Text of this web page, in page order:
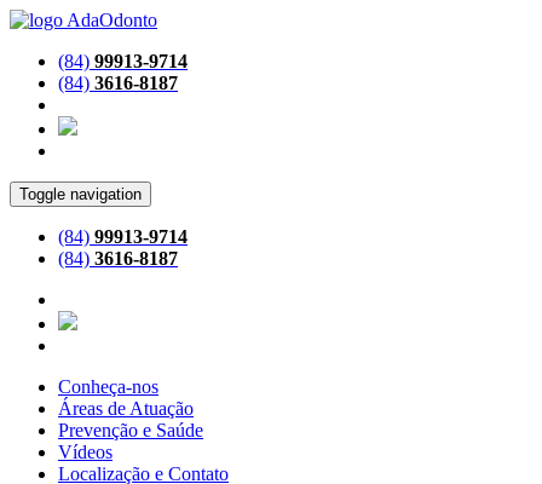
(84) 99913-9714
(84) 3616-8187
Toggle navigation
(84) 99913-9714
(84) 3616-8187
Conheça-nos
Áreas de Atuação
Prevenção e Saúde
Vídeos
Localização e Contato